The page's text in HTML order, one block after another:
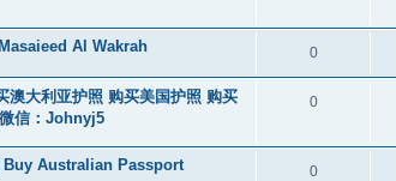
Al Wakrah 0
大利亚护照 购买美国护照 购买
信：Johnyj5
0
Buy Australian Passport
0